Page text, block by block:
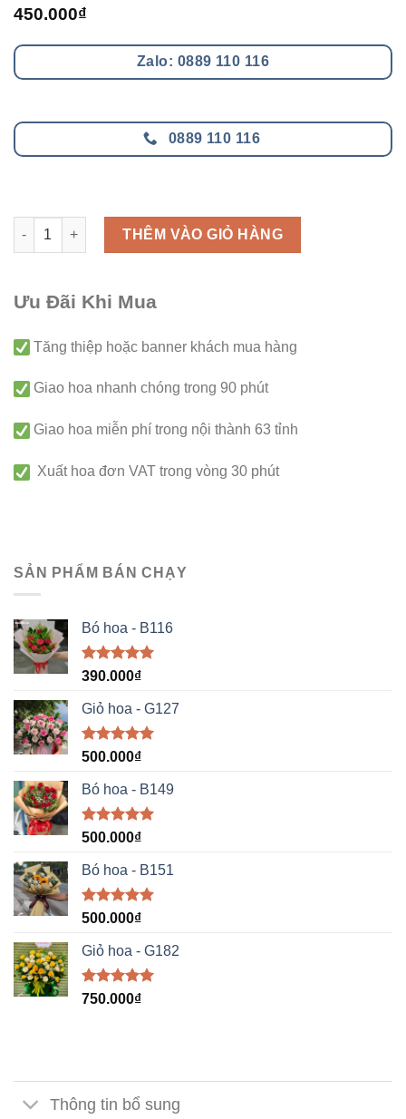
450.000₫
Zalo: 0889 110 116
0889 110 116
Bó hoa - B168 số lượng
THÊM VÀO GIỎ HÀNG
Ưu Đãi Khi Mua
Tăng thiệp hoặc banner khách mua hàng
Giao hoa nhanh chóng trong 90 phút
Giao hoa miễn phí trong nội thành 63 tỉnh
Xuất hoa đơn VAT trong vòng 30 phút
SẢN PHẨM BÁN CHẠY
Bó hoa - B116
Được xếp
5 sao
390.000₫
Giỏ hoa - G127
Được xếp
5 sao
500.000₫
Bó hoa - B149
Được xếp
5 sao
500.000₫
Bó hoa - B151
Được xếp
5 sao
500.000₫
Giỏ hoa - G182
Được xếp
750.000₫
Thông tin bổ sung